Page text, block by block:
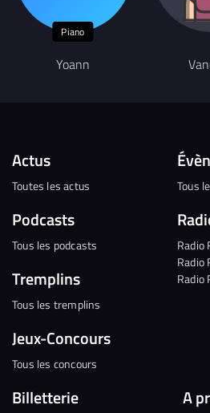
Piano
Yoann
Actus
Toutes les actus
Podcasts
Tous les podcasts
Tremplins
Tous les tremplins
Jeux-Concours
Tous les concours
Tous
Radio
Radio
Radio
Billetterie A